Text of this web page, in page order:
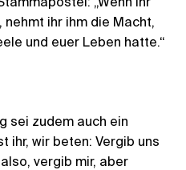
„Wenn ihr
ihr ihm die Macht,
und euer Leben hatte.“
sei zudem auch ein
ihr, wir beten: Vergib uns
vergib mir, aber